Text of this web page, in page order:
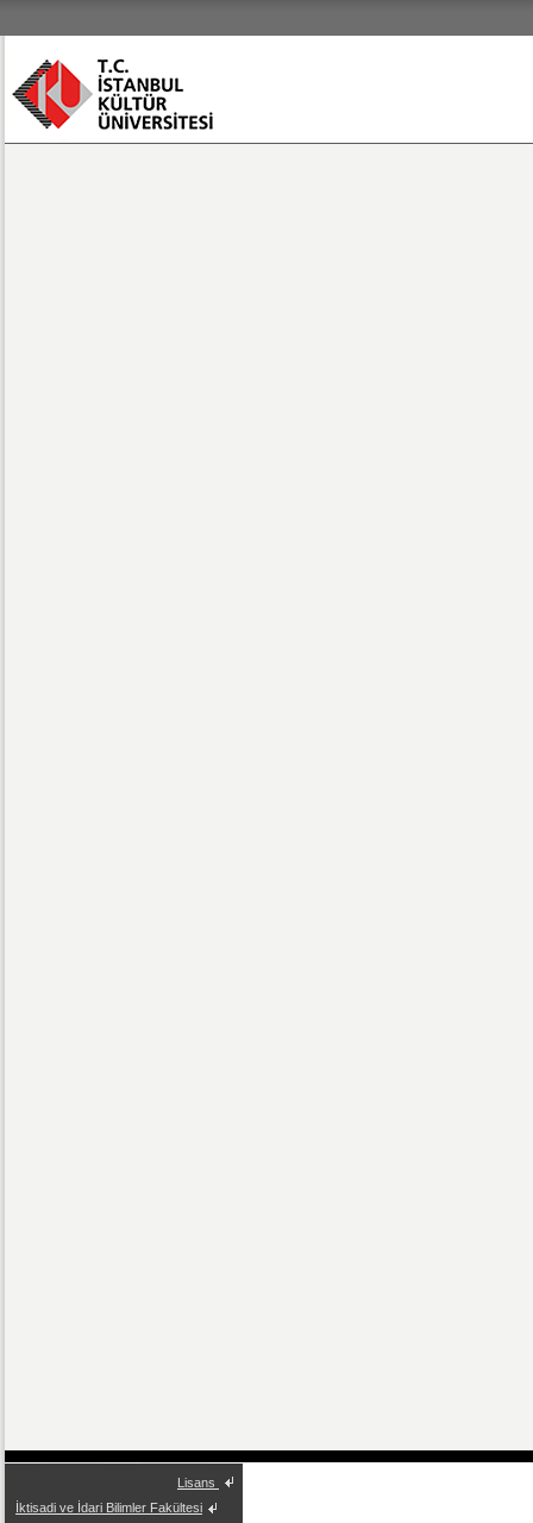
Lisans
İktisadi ve İdari Bilimler Fakültesi